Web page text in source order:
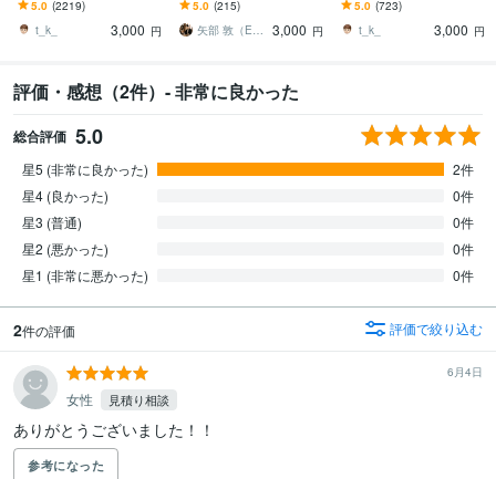
アウト変更致します
5.0 (2219)
t_k_
3,000 円
問題解決などお任せ！
5.0 (215)
矢部 敦（Edel Hearts）
3,000 円
フォームなどの修正をお
手伝いします。
5.0 (723)
t_k_
3,000 円
評価・感想（2件）- 非常に良かった
総合評価 5.0
星5 (非常に良かった)
2件
星4 (良かった)
0件
星3 (普通)
0件
星2 (悪かった)
0件
星1 (非常に悪かった)
0件
2件の評価 評価で絞り込む
6月4日
女性 見積り相談
ありがとうございました！！
参考になった